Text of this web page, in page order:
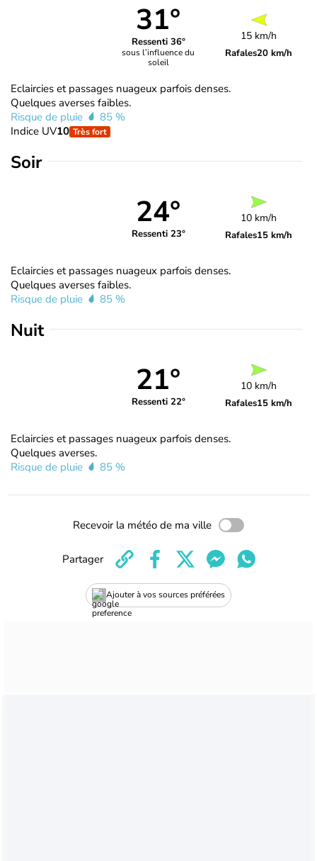
31°
Ressenti 36°
sous l’influence du
soleil
15 km/h
Rafales20 km/h
Eclaircies et passages nuageux parfois denses.
Quelques averses faibles.
Risque de pluie
85 %
Indice UV10 Très fort
Soir
24°
Ressenti 23°
10 km/h
Rafales15 km/h
Eclaircies et passages nuageux parfois denses.
Quelques averses faibles.
Risque de pluie
85 %
Nuit
21°
Ressenti 22°
10 km/h
Rafales15 km/h
Eclaircies et passages nuageux parfois denses.
Quelques averses.
Risque de pluie
85 %
Recevoir la météo de ma ville
Ajouter à vos sources préférées
Partager